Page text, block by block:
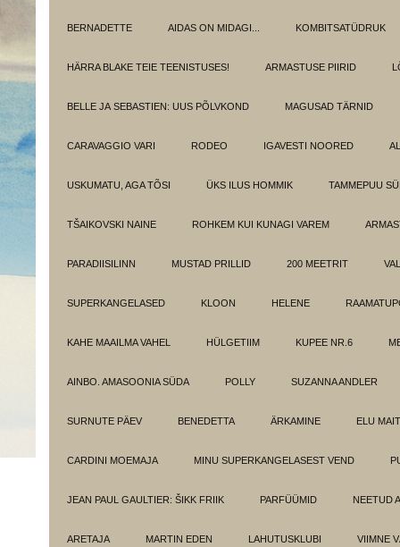
BERNADETTE AIDAS ON MIDAGI... KOMBITSATÜDRUK
HÄRRA BLAKE TEIE TEENISTUSES! ARMASTUSE PIIRID
BELLE JA SEBASTIEN: UUS PÕLVKOND MAGUSAD TÄRNID
CARAVAGGIO VARI RODEO IGAVESTI NOORED
USKUMATU, AGA TÕSI ÜKS ILUS HOMMIK TAMMEPUU
TŠAIKOVSKI NAINE ROHKEM KUI KUNAGI VAREM
PARADIISILINN MUSTAD PRILLID 200 MEETRIT
SUPERKANGELASED KLOON HELENE
KAHE MAAILMA VAHEL HÜLGETIIM KUPEE NR.6
AINBO. AMASOONIA SÜDA POLLY SUZANNA ANDLER
SURNUTE PÄEV BENEDETTA ÄRKAMINE ELU
CARDINI MOEMAJA MINU SUPERKANGELASEST VEND
JEAN PAUL GAULTIER: ŠIKK FRIIK PARFÜÜMID NEETUD
ARETAJA MARTIN EDEN LAHUTUSKLUBI VIIMNE